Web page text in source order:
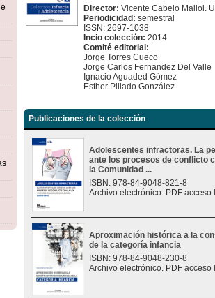
Director: Vicente Cabelo Mallol.
Periodicidad: semestral
ISSN: 2697-1038
Incio colección: 2014
Comité editorial:
Jorge Torres Cueco
Jorge Carlos Fernandez Del Valle
Ignacio Aguaded Gómez
Esther Pillado González
Publicaciones de la colección
Adolescentes infractoras. La
ante los procesos de conflicto
la Comunidad ...
ISBN: 978-84-9048-821-8
Archivo electrónico. PDF acceso
Aproximación histórica a la
de la categoría infancia
ISBN: 978-84-9048-230-8
Archivo electrónico. PDF acceso